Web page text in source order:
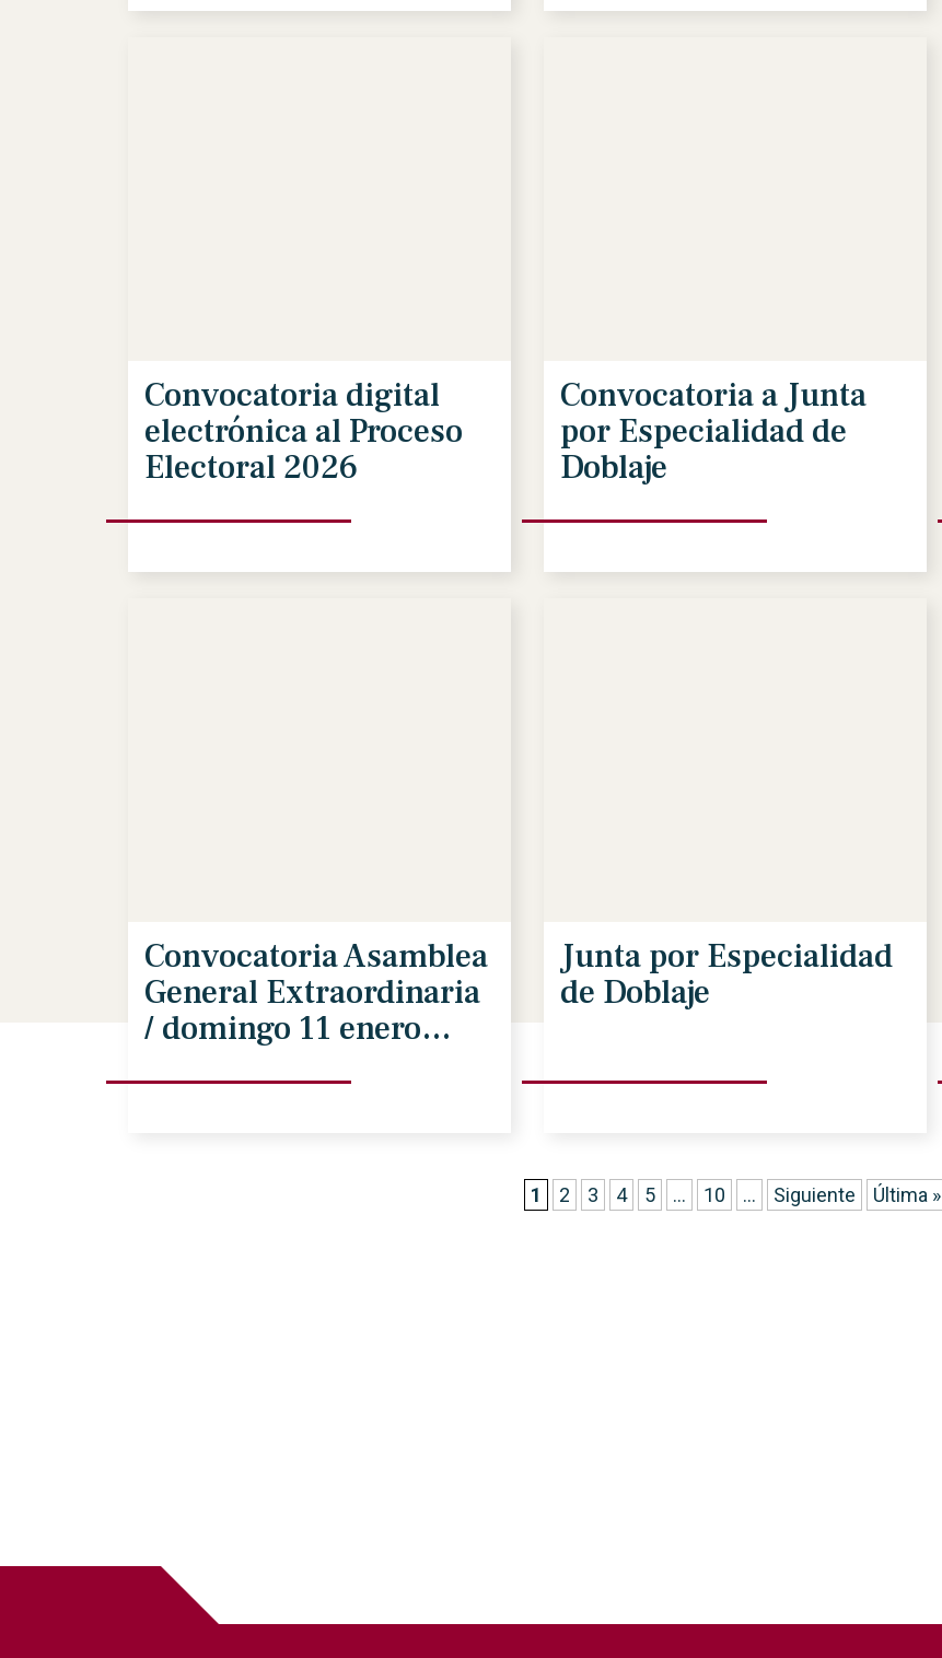
Convocatoria digital
electrónica al Proceso
Electoral 2026
Convocatoria a Junta
por Especialidad de
Doblaje
Convocatoria Asamblea
General Extraordinaria
/ domingo 11 enero
Junta por Especialidad
de Doblaje
1 2 3 4 5 ... 10 ... Siguiente Última »